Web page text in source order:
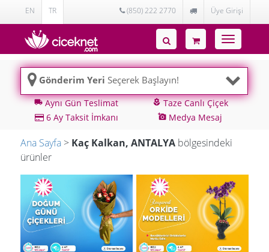
EN TR (850) 222 2770 Üye Girişi
Toggle
navigation
Gönderim Yeri Seçerek Başlayın!
local_shippingAynı Gün Teslimat local_floristTaze Canlı Çiçek
6 Ay Taksit İmkanı
add_a_photo Medya Mesaj
Ana Sayfa > Kaç Kalkan, ANTALYA bölgesindeki
ürünler